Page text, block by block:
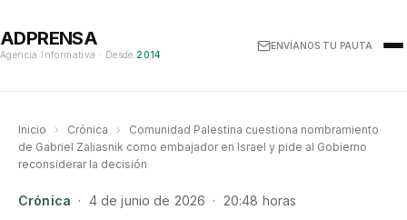
ADPRENSA
Agencia Informativa · Desde 2014
ENVÍANOS TU PAUTA
Inicio › Crónica ›
Comunidad Palestina cuestiona nombramiento
de Gabriel Zaliasnik como embajador en Israel y pide al Gobierno
reconsiderar la decisión
Crónica · 4 de junio de 2026 · 20:48 horas